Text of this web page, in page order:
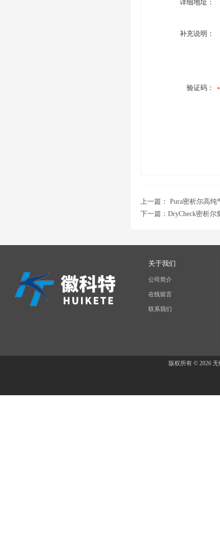
详细地址：
补充说明：
验证码：
上一篇： Pura密析尔高
下一篇： DryCheck密析
关于我们
公司简介
在线留言
联系我们
版权所有 © 2026